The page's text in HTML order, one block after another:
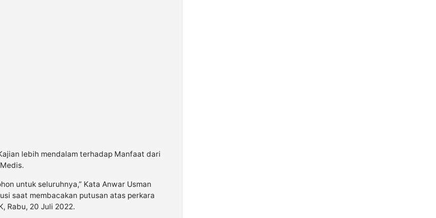
lebih mendalam terhadap Manfaat dari
untuk seluruhnya,” Kata Anwar Usman
saat membacakan putusan atas perkara
Rabu, 20 Juli 2022.